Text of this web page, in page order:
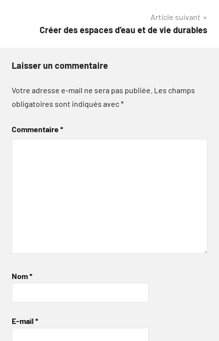
Article suivant
Créer des espaces d’eau et de vie durables
Laisser un commentaire
Votre adresse e-mail ne sera pas publiée. Les champs
obligatoires sont indiqués avec*
Commentaire*
Nom*
E-mail *